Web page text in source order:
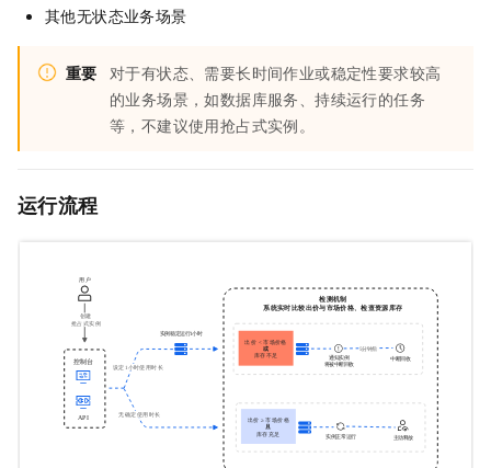
其他无状态业务场景
重要
对于有状态、需要长时间作业或稳定性要求较高
的业务场景，如数据库服务、持续运行的任务
等，不建议使用抢占式实例。
运行流程